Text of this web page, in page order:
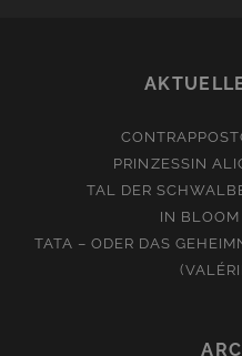
PRINZESSIN
TAL DER
IN
TATA – ODER DAS